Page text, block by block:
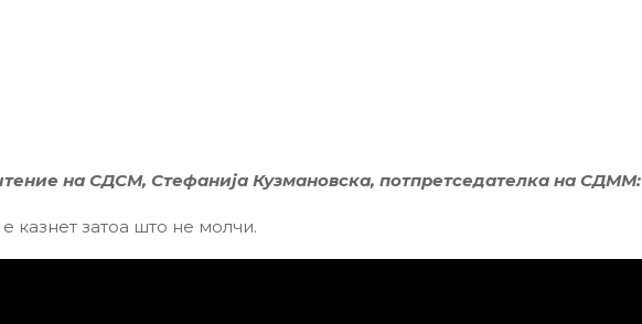
на СДСМ, Стефанија Кузмановска, потпретседателка на СДММ:
е казнет затоа што не молчи.